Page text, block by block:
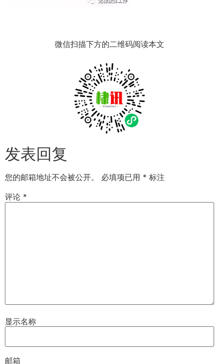
微信扫描下方的二维码阅读本文
发表回复
您的邮箱地址不会被公开。 必填项已用 * 标注
评论 *
显示名称
邮箱